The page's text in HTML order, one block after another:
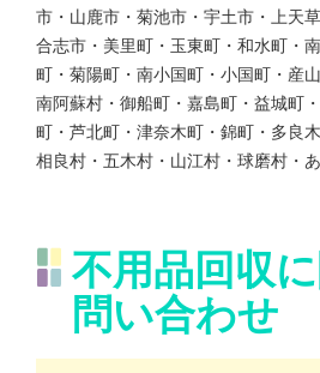
市・山鹿市・菊池市・宇土市・上天
合志市・美里町・玉東町・和水町・
町・菊陽町・南小国町・小国町・産
南阿蘇村・御船町・嘉島町・益城町
町・芦北町・津奈木町・錦町・多良
相良村・五木村・山江村・球磨村・
不用品回収
問い合わせ